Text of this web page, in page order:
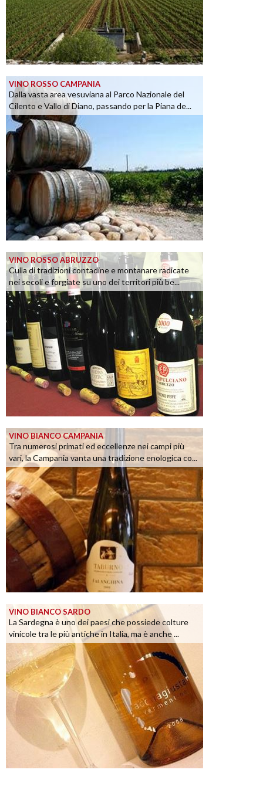
VINO ROSSO CAMPANIA
Dalla vasta area vesuviana al Parco Nazionale del
Cilento e Vallo di Diano, passando per la Piana de...
VINO ROSSO ABRUZZO
Culla di tradizioni contadine e montanare radicate
nei secoli e forgiate su uno dei territori più be...
VINO BIANCO CAMPANIA
Tra numerosi primati ed eccellenze nei campi più
vari, la Campania vanta una tradizione enologica co...
VINO BIANCO SARDO
La Sardegna è uno dei paesi che possiede colture
vinicole tra le più antiche in Italia, ma è anche ...